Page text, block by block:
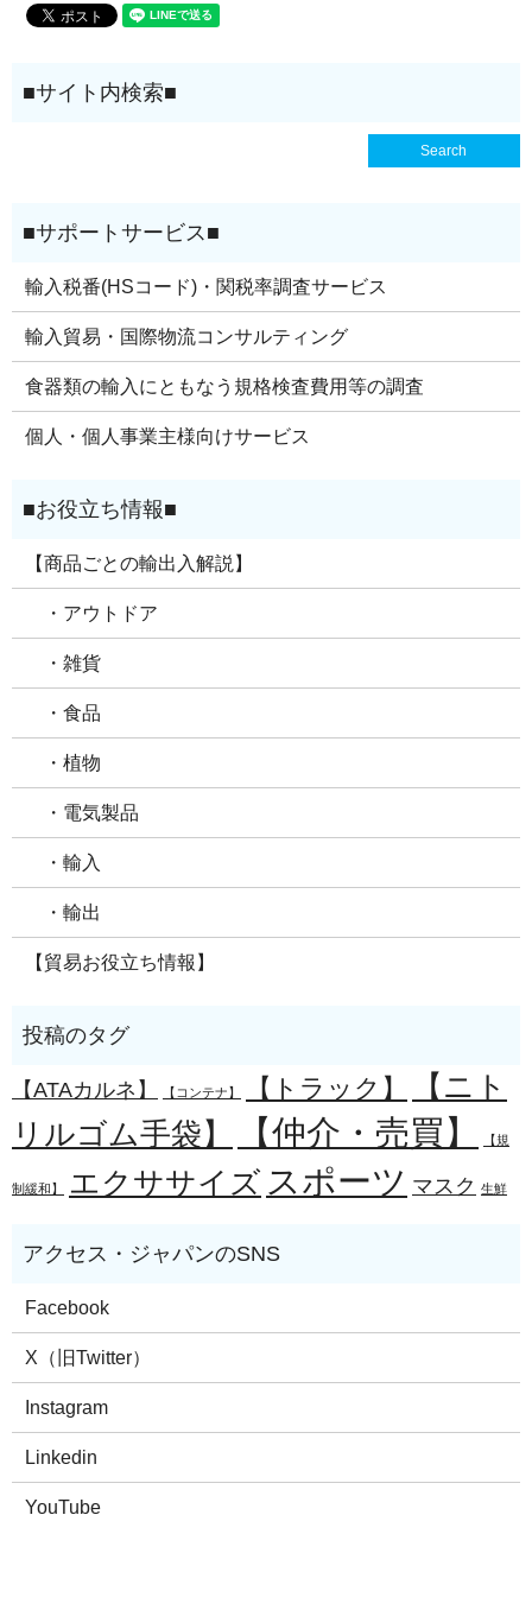
輸入税番(HSコード)・関税率調査サービス
輸入貿易・国際物流コンサルティング
食器類の輸入にともなう規格検査費用等の調査
個人・個人事業主様向けサービス
【商品ごとの輸出入解説】
・アウトドア
・雑貨
・食品
・植物
・電気製品
・輸入
・輸出
【貿易お役立ち情報】
【ATAカルネ】 【コンテナ】 【トラック】
【ニト
リルゴム手袋】
【仲介・売買】 【規
制緩和】 エクササイズ スポーツ マスク 生鮮
Facebook
X（旧Twitter）
Instagram
Linkedin
YouTube